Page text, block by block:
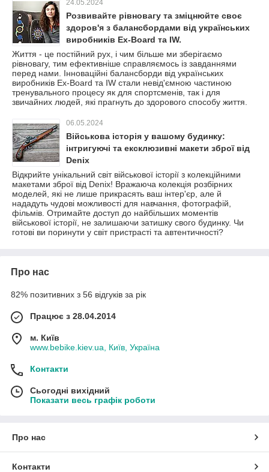
24.05.2024
Розвивайте рівновагу та зміцнюйте своє
здоров'я з балансбордами від українських
виробників Ex-Board та IW.
Життя - це постійний рух, і чим більше ми зберігаємо
рівновагу, тим ефективніше справляємось із завданнями
перед нами. Інноваційні балансборди від українських
виробників Ex-Board та IW стали невід'ємною частиною
тренувального процесу як для спортсменів, так і для
звичайних людей, які прагнуть до здорового способу життя.
06.05.2024
Військова історія у вашому будинку:
інтригуючі та ексклюзивні макети зброї від
Denix
Відкрийте унікальний світ військової історії з колекційними
макетами зброї від Denix! Вражаюча колекція розбірних
моделей, які не лише прикрасять ваш інтер'єр, але й
нададуть чудові можливості для навчання, фотографій,
фільмів. Отримайте доступ до найбільших моментів
військової історії, не залишаючи затишку свого будинку. Чи
готові ви поринути у світ пристрасті та автентичності?
Про нас
82% позитивних з 56 відгуків за рік
Працює з 28.04.2014
м. Київ
www.bebike.kiev.ua, Київ, Україна
Контакти
Сьогодні вихідний
Показати весь графік роботи
Про нас
Контакти